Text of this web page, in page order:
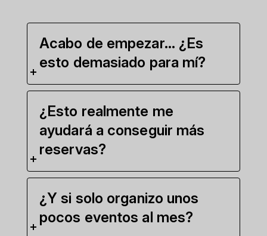
Acabo de empezar... ¿Es
esto demasiado para mí?
¿Esto realmente me
ayudará a conseguir más
reservas?
¿Y si solo organizo unos
pocos eventos al mes?